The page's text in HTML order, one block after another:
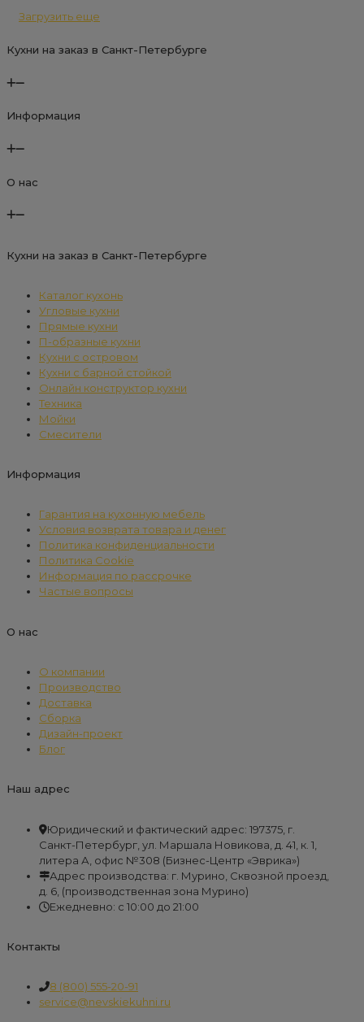
Загрузить еще
Кухни на заказ в Санкт-Петербурге
Информация
О нас
Кухни на заказ в Санкт-Петербурге
Каталог кухонь
Угловые кухни
Прямые кухни
П-образные кухни
Кухни с островом
Кухни с барной стойкой
Онлайн конструктор кухни
Техника
Мойки
Смесители
Информация
Гарантия на кухонную мебель
Условия возврата товара и денег
Политика конфиденциальности
Политика Cookie
Информация по рассрочке
Частые вопросы
О нас
О компании
Производство
Доставка
Сборка
Дизайн-проект
Блог
Наш адрес
Юридический и фактический адрес: 197375, г.
Санкт-Петербург, ул. Маршала Новикова, д. 41, к. 1,
литера А, офис №308 (Бизнес-Центр «Эврика»)
Адрес производства: г. Мурино, Сквозной проезд,
д. 6, (производственная зона Мурино)
Ежедневно: с 10:00 до 21:00
Контакты
8 (800) 555-20-91
service@nevskiekuhni.ru